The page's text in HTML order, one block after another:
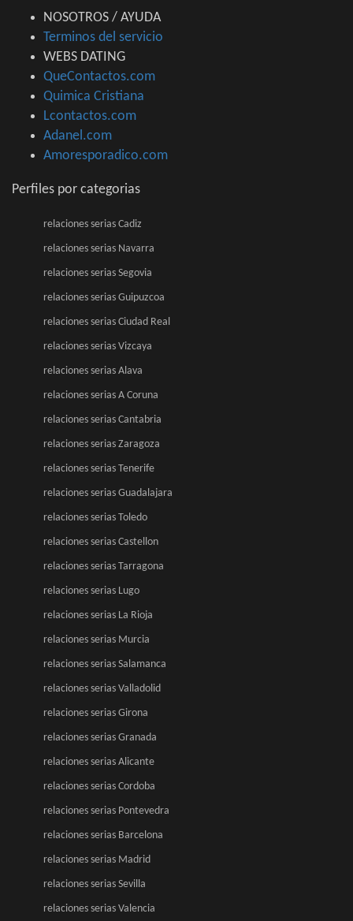
NOSOTROS / AYUDA
Terminos del servicio
WEBS DATING
QueContactos.com
Quimica Cristiana
Lcontactos.com
Adanel.com
Amoresporadico.com
Perfiles por categorias
relaciones serias Cadiz
relaciones serias Navarra
relaciones serias Segovia
relaciones serias Guipuzcoa
relaciones serias Ciudad Real
relaciones serias Vizcaya
relaciones serias Alava
relaciones serias A Coruna
relaciones serias Cantabria
relaciones serias Zaragoza
relaciones serias Tenerife
relaciones serias Guadalajara
relaciones serias Toledo
relaciones serias Castellon
relaciones serias Tarragona
relaciones serias Lugo
relaciones serias La Rioja
relaciones serias Murcia
relaciones serias Salamanca
relaciones serias Valladolid
relaciones serias Girona
relaciones serias Granada
relaciones serias Alicante
relaciones serias Cordoba
relaciones serias Pontevedra
relaciones serias Barcelona
relaciones serias Madrid
relaciones serias Sevilla
relaciones serias Valencia